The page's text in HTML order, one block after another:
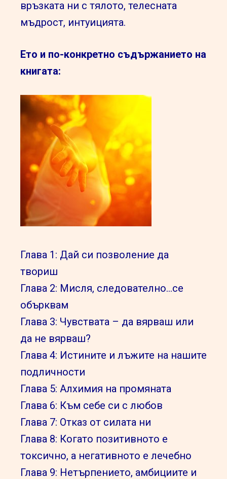
връзката ни с тялото, телесната
мъдрост, интуицията.
Ето и по-конкретно съдържанието на
книгата:
Глава 1: Дай си позволение да
твориш
Глава 2: Мисля, следователно…се
обърквам
Глава 3: Чувствата – да вярваш или
да не вярваш?
Глава 4: Истините и лъжите на нашите
подличности
Глава 5: Алхимия на промяната
Глава 6: Към себе си с любов
Глава 7: Отказ от силата ни
Глава 8: Когато позитивното е
токсично, а негативното е лечебно
Глава 9: Нетърпението, амбициите и